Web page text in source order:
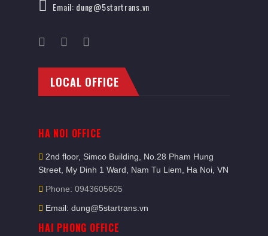
Email: dung@5startrans.vn
LOCAL OFFICE
HA NOI OFFICE
2nd floor, Simco Building, No.28 Pham Hung
Street, My Dinh 1 Ward, Nam Tu Liem, Ha Noi, VN
Phone: 0943605605
Email: dung@5startrans.vn
HAI PHONG OFFICE